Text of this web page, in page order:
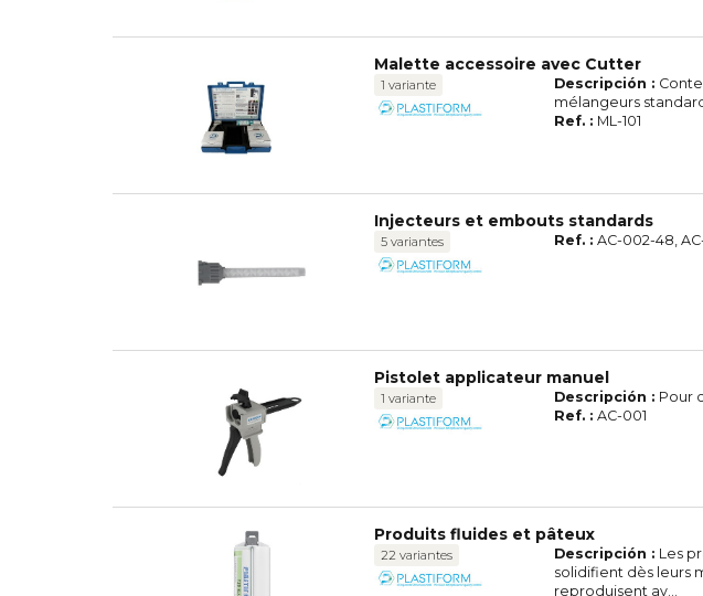
Malette accessoire avec Cutter
1 variante Descripción :
mélangeurs
Ref. : ML-101
Injecteurs et embouts standards
5 variantes Ref. : AC-002-48,
Pistolet applicateur manuel
1 variante Descripción : Pour
Ref. : AC-001
Produits fluides et pâteux
22 variantes Descripción : Les
solidifient dès leurs
reproduisent av...